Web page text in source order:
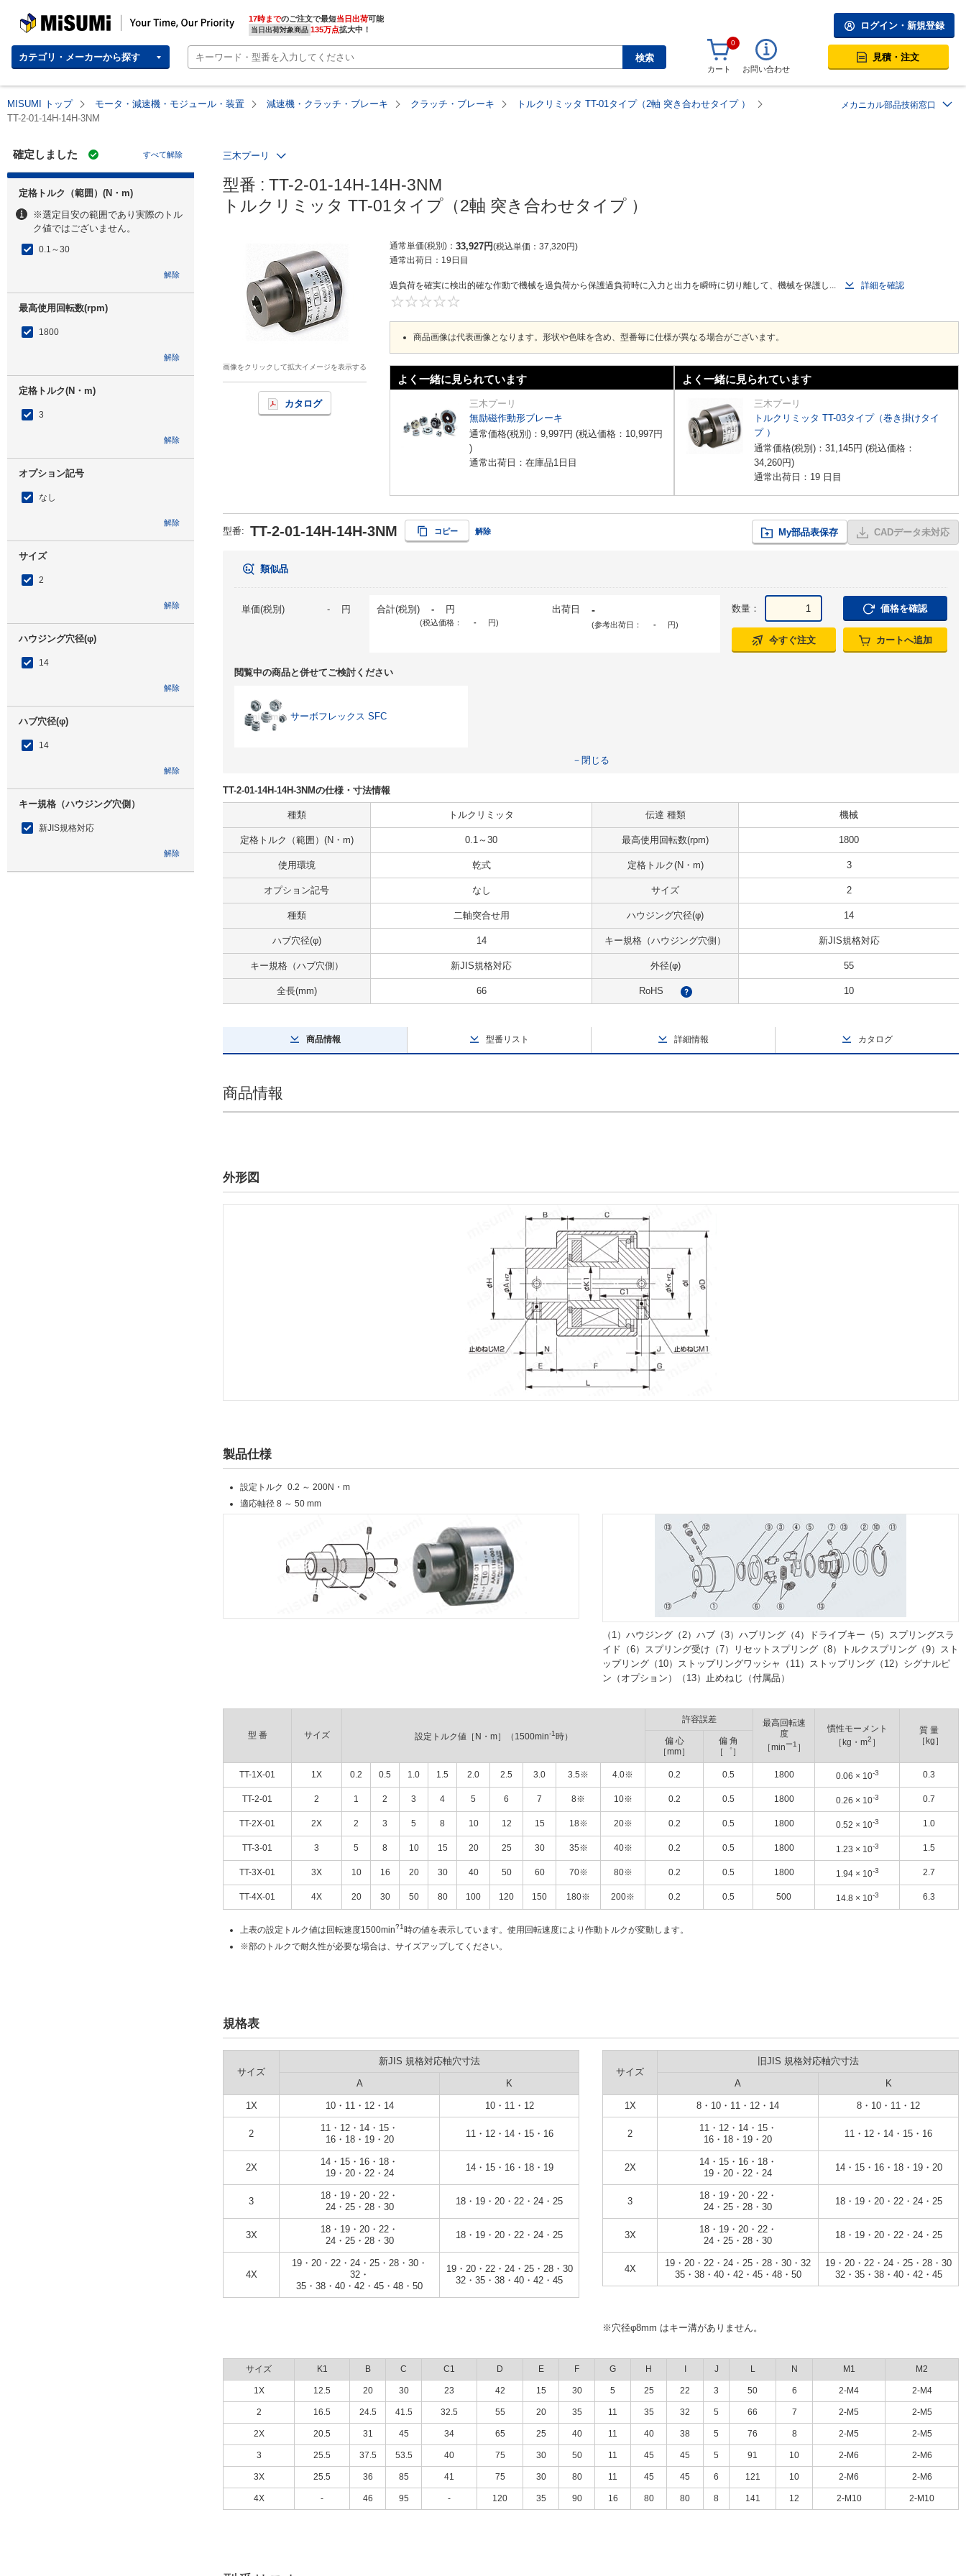
MISUMI | Your Time, Our Priority 17時までのご注文で最短当日出荷
当日出荷対象商品 135万点拡大中！
カテゴリ・メーカーから探す 検索
ログイン・新規登録
0
カート お問い合わせ
見積・注文
MISUMI トップ モータ・減速機・モジュール・装置 減速機・クラッチ・ブレーキ クラッチ・ブレーキ
トルクリミッタ TT-01タイプ（2軸 突き合わせタイプ ）
TT-2-01-14H-14H-3NM
メカニカル部品技術窓口
確定しました すべて解除
定格トルク（範囲）(N・m)
※選定目安の範囲であり実際のトル
ク値ではございません。
0.1～30
解除
最高使用回転数(rpm)
1800
解除
定格トルク(N・m)
3
解除
オプション記号
なし
解除
サイズ
2
解除
ハウジング穴径(φ)
14
解除
ハブ穴径(φ)
14
解除
キー規格（ハウジング穴側）
新JIS規格対応
解除
三木プーリ
型番 : TT-2-01-14H-14H-3NM
トルクリミッタ TT-01タイプ（2軸 突き合わせタイプ ）
画像をクリックして拡大イメージを表示する
カタログ
通常単価(税別) 33,927円 税込単価 37,320円
通常出荷日： 19日目
過負荷を確実に検出的確な作動で機械を過負荷から保護過負荷時に入力と出力を瞬時に切り離して、機械を保護し...
詳細を確認
商品画像は代表画像となります。形状や色味を含め、型番毎に仕様が異なる場合がございます。
よく一緒に見られています
三木プーリ
無励磁作動形ブレーキ
通常価格(税別)： 9,997円 (税込価格： 10,997円
)
通常出荷日：在庫品1日目
よく一緒に見られています
三木プーリ
トルクリミッタ TT-03タイプ（巻き掛けタイ
プ ）
通常価格(税別)： 31,145円 (税込価格：
34,260円)
通常出荷日：19 日目
型番: TT-2-01-14H-14H-3NM コピー 解除 My部品表保存 CADデータ未対応
類似品
単価(税別) - 円 合計(税別) - 円
(税込価格： - 円)
出荷日 -
(参考出荷日： - 円)
数量： 価格を確認
今すぐ注文 カートへ追加
閲覧中の商品と併せてご検討ください
サーボフレックス SFC
－閉じる
TT-2-01-14H-14H-3NMの仕様・寸法情報
種類 トルクリミッタ 伝達 種類 機械
定格トルク（範囲）(N・m) 0.1～30 最高使用回転数(rpm) 1800
使用環境 乾式 定格トルク(N・m) 3
オプション記号 なし サイズ 2
種類 二軸突合せ用 ハウジング穴径(φ) 14
ハブ穴径(φ) 14 キー規格（ハウジング穴側） 新JIS規格対応
キー規格（ハブ穴側） 新JIS規格対応 外径(φ) 55
全長(mm) 66 RoHS ? 10
商品情報 型番リスト 詳細情報 カタログ
商品情報
外形図
製品仕様
設定トルク 0.2 ～ 200N・m
適応軸径 8 ～ 50 mm
（1）ハウジング（2）ハブ（3）ハブリング（4）ドライブキー（5）スプリングスラ
イド（6）スプリング受け（7）リセットスプリング（8）トルクスプリング（9）スト
ップリング（10）ストップリングワッシャ（11）ストップリング（12）シグナルピ
ン（オプション）（13）止めねじ（付属品）
型 番 サイズ 設定トルク値［N・m］（1500min-1時）
許容誤差
最高回転速
度
［minー1 ］
慣性モーメント
［kg・m2 ］
質 量
［kg］
偏 心
［mm］
偏 角
［゜］
TT-1X-01 1X 0.2 0.5 1.0 1.5 2.0 2.5 3.0 3.5※ 4.0※ 0.2 0.5 1800 0.06 × 10-3 0.3
TT-2-01 2 1 2 3 4 5 6 7 8※ 10※ 0.2 0.5 1800 0.26 × 10-3 0.7
TT-2X-01 2X 2 3 5 8 10 12 15 18※ 20※ 0.2 0.5 1800 0.52 × 10-3 1.0
TT-3-01 3 5 8 10 15 20 25 30 35※ 40※ 0.2 0.5 1800 1.23 × 10-3 1.5
TT-3X-01 3X 10 16 20 30 40 50 60 70※ 80※ 0.2 0.5 1800 1.94 × 10-3 2.7
TT-4X-01 4X 20 30 50 80 100 120 150 180※ 200※ 0.2 0.5 500 14.8 × 10-3 6.3
上表の設定トルク値は回転速度1500min?1時の値を表示しています。使用回転速度により作動トルクが変動します。
※部のトルクで耐久性が必要な場合は、サイズアップしてください。
規格表
サイズ
新JIS 規格対応軸穴寸法
A K
1X 10・11・12・14 10・11・12
2
11・12・14・15・
16・18・19・20
11・12・14・15・16
2X
14・15・16・18・
19・20・22・24
14・15・16・18・19
3
18・19・20・22・
24・25・28・30
18・19・20・22・24・25
3X
18・19・20・22・
24・25・28・30
18・19・20・22・24・25
4X
19・20・22・24・25・28・30・
32・
35・38・40・42・45・48・50
19・20・22・24・25・28・30
32・35・38・40・42・45
サイズ
旧JIS 規格対応軸穴寸法
A K
1X 8・10・11・12・14 8・10・11・12
2
11・12・14・15・
16・18・19・20
11・12・14・15・16
2X
14・15・16・18・
19・20・22・24
14・15・16・18・19・20
3
18・19・20・22・
24・25・28・30
18・19・20・22・24・25
3X
18・19・20・22・
24・25・28・30
18・19・20・22・24・25
4X
19・20・22・24・25・28・30・32
35・38・40・42・45・48・50
19・20・22・24・25・28・30
32・35・38・40・42・45
※穴径φ8mm はキー溝がありません。
サイズ K1 B C C1 D E F G H J L N M1 M2
1X 12.5 20 30 23 42 15 30 5 25 22 3 50 6 2-M4 2-M4
2 16.5 24.5 41.5 32.5 55 20 35 11 35 32 5 66 7 2-M5 2-M5
2X 20.5 31 45 34 65 25 40 11 40 38 5 76 8 2-M5 2-M5
3 25.5 37.5 53.5 40 75 30 50 11 45 45 5 91 10 2-M6 2-M6
3X 25.5 36 85 41 75 30 80 11 45 45 6 121 10 2-M6 2-M6
4X - 46 95 - 120 35 90 16 80 80 8 141 12 2-M10 2-M10